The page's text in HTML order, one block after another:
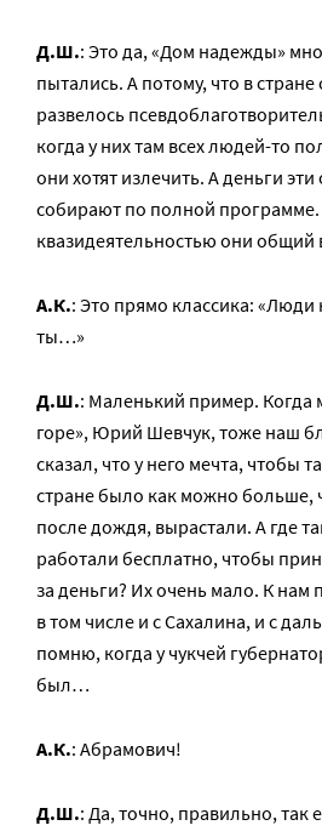
Д.Ш.: Это да, «Дом надежды»
пытались. А потому, что в
развелось
когда у них там всех людей-то
они хотят излечить. А деньги
собирают по полной программе.
квазидеятельностью они общий
А.К.: Это прямо классика:
ты…»
Д.Ш.: Маленький пример. Когда
горе», Юрий Шевчук, тоже наш
сказал, что у него мечта, чтобы
стране было как можно больше,
после дождя, вырастали. А где
работали бесплатно, чтобы
за деньги? Их очень мало. К нам
в том числе и с Сахалина, и с
помню, когда у чукчей
был…
А.К.: Абрамович!
Д.Ш.: Да, точно, правильно, так